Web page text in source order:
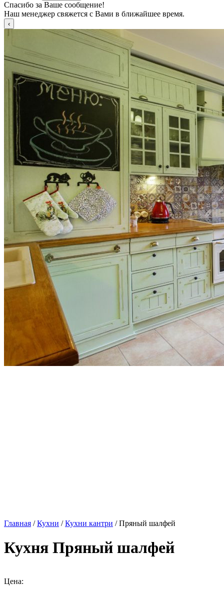
Спасибо за Ваше сообщение!
Наш менеджер свяжется с Вами в ближайшее время.
Главная /Кухни /Кухни кантри / Пряный шалфей
Кухня Пряный шалфей
Цена: